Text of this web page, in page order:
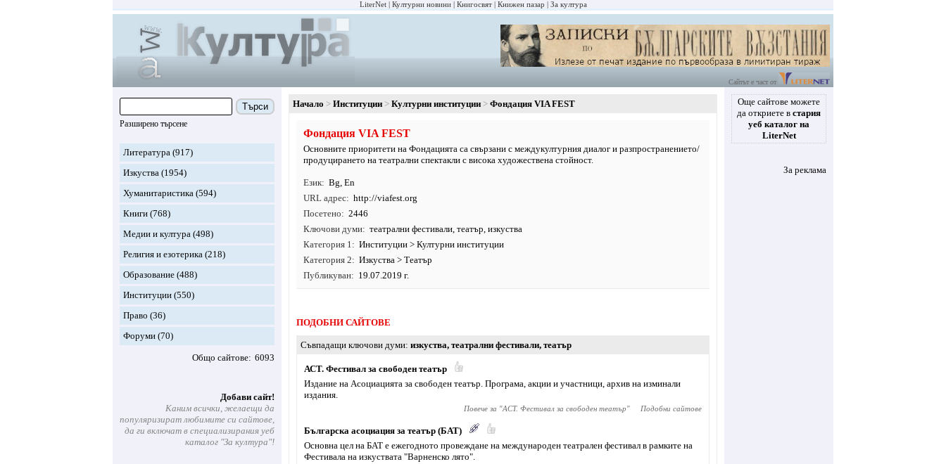
LiterNet Културни новини Книгосвят Книжен пазар За култура
Сайтът е част от
Търси
Разширено търсене
Литература (917)
Изкуства (1954)
Хуманитаристика (594)
Книги (768)
Медии и култура (498)
Религия и езотерика (218)
Образование (488)
Институции (550)
Право (36)
Форуми (70)
Общо сайтове 6093
Добави сайт!
Каним всички, желаещи да
популяризират любимите си сайтове,
да ги включат в специализирания уеб
каталог "За култура"!
Начало Институции Културни институции Фондация VIA FEST
Фондация VIA FEST
Основните приоритети на Фондацията са свързани с междукултурния диалог и разпространението/
продуцирането на театрални спектакли с висока художествена стойност.
Език Bg, En
URL адрес
http://viafest.org
Посетено
2446
Ключови думи
театрални фестивали, театър, изкуства
Категория 1
Институции > Културни институции
Категория 2
Изкуства > Театър
Публикуван
19.07.2019 г.
ПОДОБНИ САЙТОВЕ
Съвпадащи ключови думи изкуства, театрални фестивали, театър
АСТ. Фестивал за свободен театър
Издание на Асоциацията за свободен театър. Програма, акции и участници, архив на изминали
издания.
Повече за "АСТ. Фестивал за свободен театър" Подобни сайтове
Българска асоциация за театър (БАТ)
Основна цел на БАТ е ежегодното провеждане на международен театрален фестивал в рамките на
Фестивала на изкуствата "Варненско лято".
Още сайтове можете
да откриете в стария
уеб каталог на
LiterNet
За реклама